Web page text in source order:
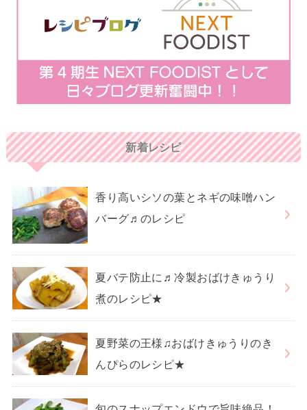
新着レシピ
香り高いシソの葉とネギの味噌ハン
バーグ♬のレシピ
夏バテ防止に♬冷製おばけきゅうり
煮のレシピ★
夏野菜の王様♫おばけきゅうりのき
んぴらのレシピ★